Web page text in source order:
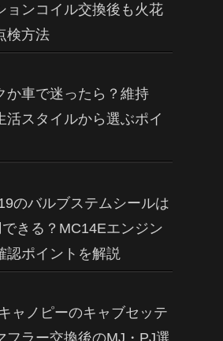
ョンコイル交換後も火花
検方法
か車で迷ったら？維持
活スタイルから選ぶポイ
のバルブステムシールは
きる？MC14Eエンジン
認ポイントを解説
ャノピーのキャブセッテ
フラー交換後のMJ・PJ選